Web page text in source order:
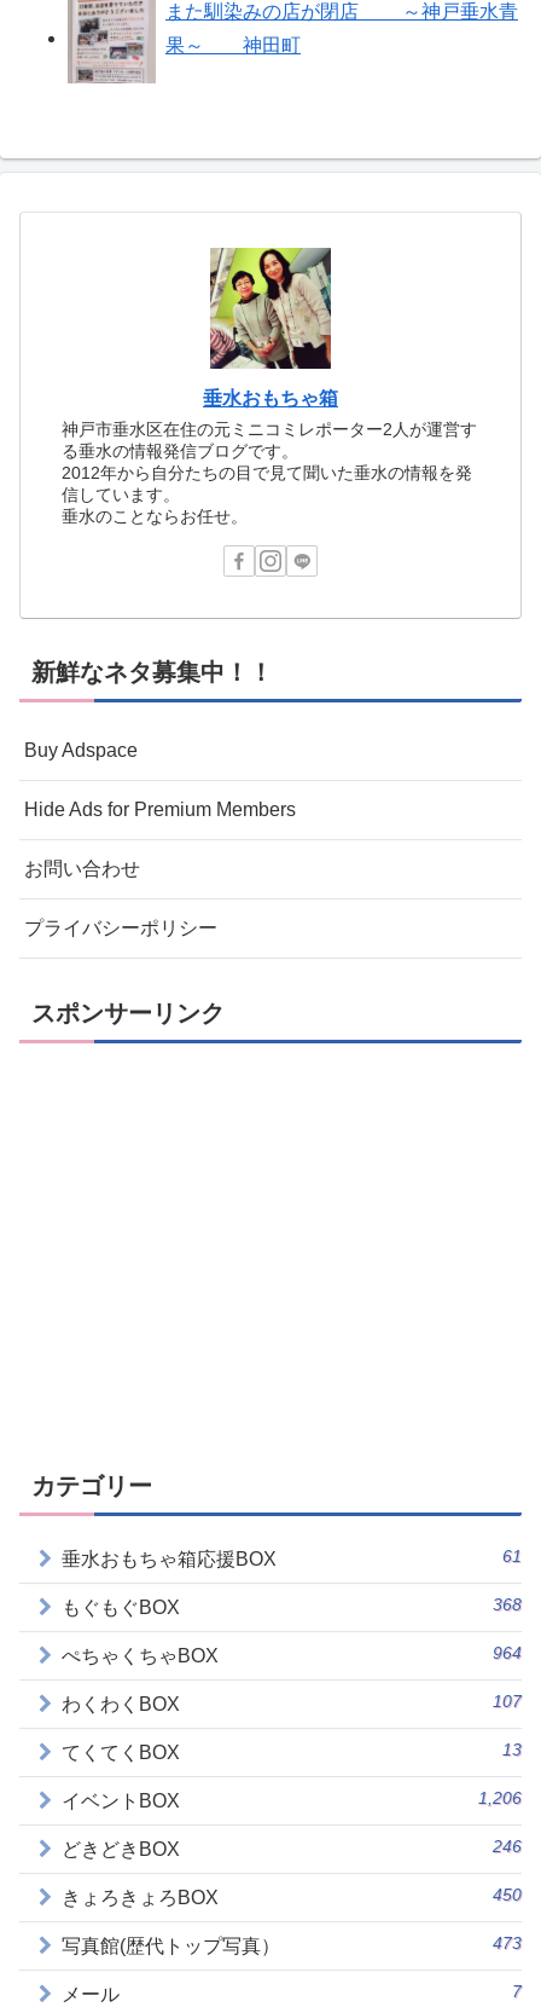
また馴染みの店が閉店 ～神戸垂水青
果～ 神田町
垂水おもちゃ箱
神戸市垂水区在住の元ミニコミレポーター2人が運営す
る垂水の情報発信ブログです。
2012年から自分たちの目で見て聞いた垂水の情報を発
信しています。
垂水のことならお任せ。
新鮮なネタ募集中！！
Buy Adspace
Hide Ads for Premium Members
お問い合わせ
プライバシーポリシー
スポンサーリンク
カテゴリー
垂水おもちゃ箱応援BOX 61
もぐもぐBOX 368
ぺちゃくちゃBOX 964
わくわくBOX 107
てくてくBOX 13
イベントBOX 1,206
どきどきBOX 246
きょろきょろBOX 450
写真館(歴代トップ写真） 473
メール 7